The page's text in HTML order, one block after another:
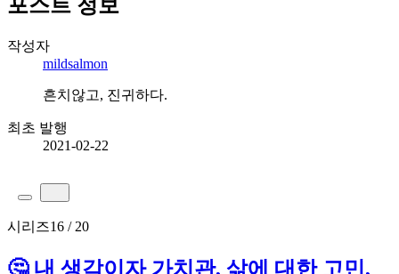
포스트 정보
작성자
mildsalmon
흔치않고, 진귀하다.
최초 발행
2021-02-22
시리즈16 / 20
🤔 내 생각이자 가치관, 삶에 대한 고민,